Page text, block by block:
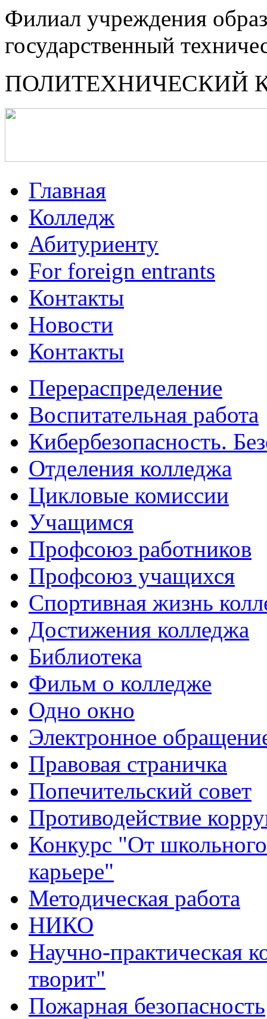
Филиал учреждения
государственный
ПОЛИТЕХНИЧЕСКИЙ
Главная
Колледж
Абитуриенту
For foreign entrants
Контакты
Новости
Контакты
Перераспределение
Воспитательная работа
Кибербезопасность.
Отделения колледжа
Цикловые комиссии
Учащимся
Профсоюз работников
Профсоюз учащихся
Спортивная жизнь
Достижения колледжа
Библиотека
Фильм о колледже
Одно окно
Электронное
Правовая страничка
Попечительский совет
Противодействие
Конкурс "От
карьере"
Методическая работа
НИКО
Научно-практическая
творит"
Пожарная безопасность